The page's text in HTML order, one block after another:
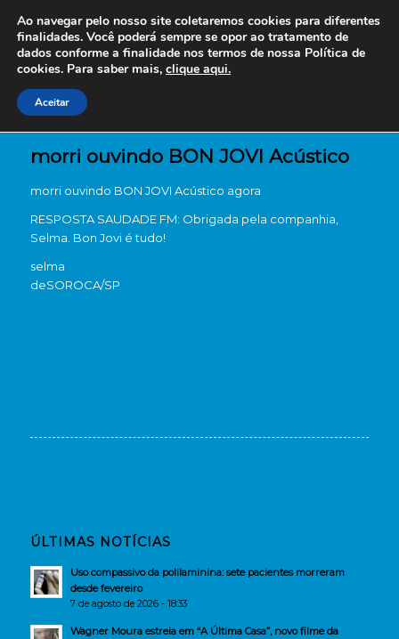
morri ouvindo BON JOVI Acústico
morri ouvindo BON JOVI Acústico agora
RESPOSTA SAUDADE FM: Obrigada pela companhia,
Selma. Bon Jovi é tudo!
selma
deSOROCA/SP
ÚLTIMAS NOTÍCIAS
Uso compassivo da polilaminina: sete pacientes morreram
desde fevereiro
7 de agosto de 2026 - 18:33
Wagner Moura estreia em “A Última Casa”, novo filme da
Ao navegar pelo nosso site coletaremos cookies para diferentes
finalidades. Você poderá sempre se opor ao tratamento de
dados conforme a finalidade nos termos de nossa Política de
cookies. Para saber mais, clique aqui.
Aceitar